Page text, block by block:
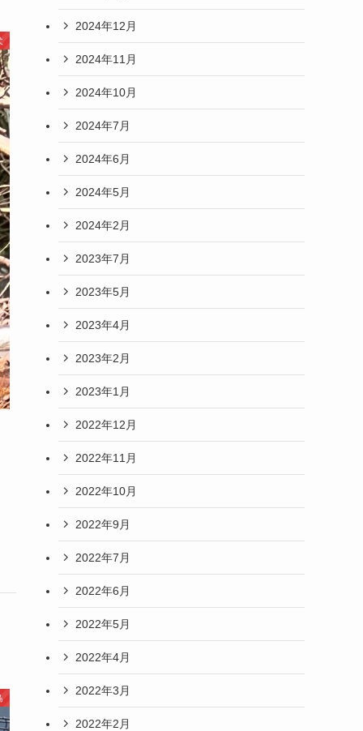
2024年12月
2024年11月
2024年10月
2024年7月
2024年6月
2024年5月
2024年2月
2023年7月
2023年5月
2023年4月
2023年2月
2023年1月
2022年12月
2022年11月
2022年10月
2022年9月
2022年7月
2022年6月
2022年5月
2022年4月
2022年3月
2022年2月